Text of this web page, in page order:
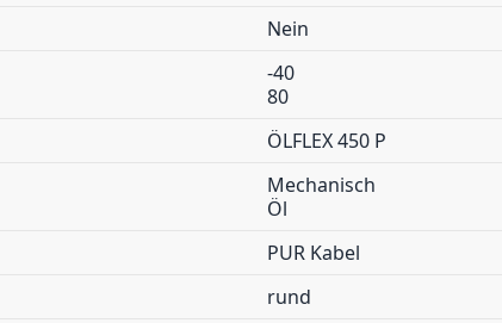
Nein
-40
80
ÖLFLEX 450 P
Mechanisch
Öl
PUR Kabel
rund